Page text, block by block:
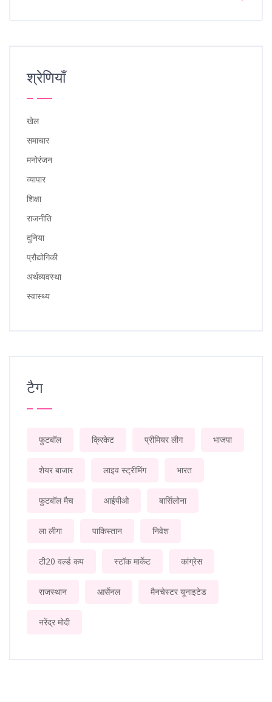
श्रेणियाँ
खेल
समाचार
मनोरंजन
व्यापार
शिक्षा
राजनीति
दुनिया
प्रौद्योगिकी
अर्थव्यवस्था
स्वास्थ्य
टैग
फुटबॉल क्रिकेट प्रीमियर लीग भाजपा
शेयर बाजार लाइव स्ट्रीमिंग भारत
फुटबॉल मैच आईपीओ बार्सिलोना
ला लीगा पाकिस्तान निवेश
टी20 वर्ल्ड कप स्टॉक मार्केट कांग्रेस
राजस्थान आर्सेनल मैनचेस्टर यूनाइटेड
नरेंद्र मोदी